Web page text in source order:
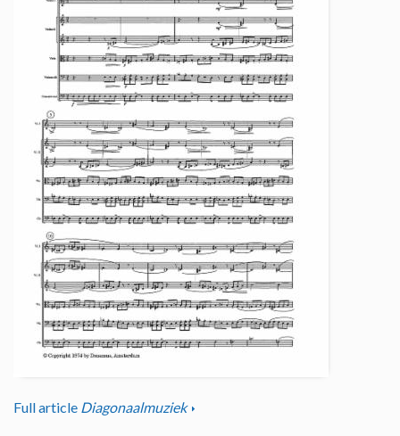
Full article Diagonaalmuziek